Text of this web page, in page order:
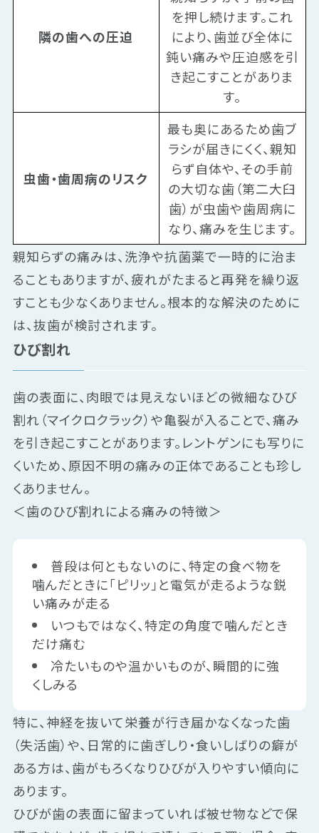
隣の歯への圧迫
を押し続けます。これ
により、歯並び全体に
鈍い痛みや圧迫感を引
き起こすことがありま
す。
虫歯・歯周病のリスク
最も奥にあるため歯ブ
ラシが届きにくく、親知
らず自体や、その手前
の大切な歯（第二大臼
歯）が虫歯や歯周病に
なり、痛みを生じます。
親知らずの痛みは、洗浄や抗菌薬で一時的に治ま
ることもありますが、疲れがたまると再発を繰り返
すことも少なくありません。根本的な解決のために
は、抜歯が検討されます。
ひび割れ
歯の表面に、肉眼では見えないほどの微細なひび
割れ（マイクロクラック）や亀裂が入ることで、痛み
を引き起こすことがあります。レントゲンにも写りに
くいため、原因不明の痛みの正体であることも珍し
くありません。
＜歯のひび割れによる痛みの特徴＞
普段は何ともないのに、特定の食べ物を
噛んだときに「ピリッ」と電気が走るような鋭
い痛みが走る
いつもではなく、特定の角度で噛んだとき
だけ痛む
冷たいものや温かいものが、瞬間的に強
くしみる
特に、神経を抜いて栄養が行き届かなくなった歯
（失活歯）や、日常的に歯ぎしり・食いしばりの癖が
ある方は、歯がもろくなりひびが入りやすい傾向に
あります。
ひびが歯の表面に留まっていれば被せ物などで保